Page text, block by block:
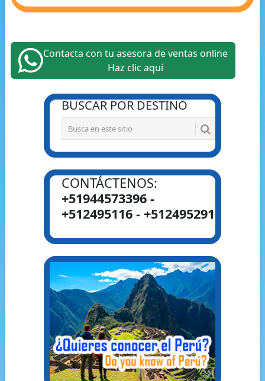
Contacta con tu asesora de ventas online
Haz clic aquí
BUSCAR POR DESTINO
CONTÁCTENOS:
+51944573396 -
+512495116 - +512495291